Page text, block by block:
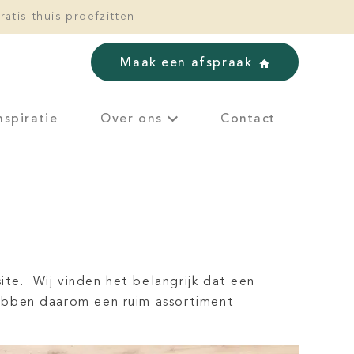
thuis proefzitten
Maak een afspraak
Over ons Contact
Wij vinden het belangrijk dat een
daarom een ruim assortiment